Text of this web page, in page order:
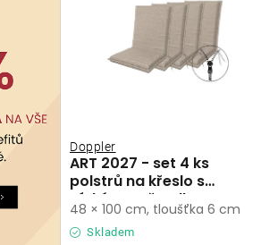
ART 2027 - set 4 ks
polstrů na křeslo s
nízkým opěradlem
Doppler
Skladem
48 × 100 cm, tloušťka 6 cm